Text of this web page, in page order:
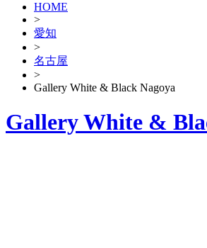
HOME
>
愛知
>
名古屋
>
Gallery White & Black Nagoya
Gallery White &